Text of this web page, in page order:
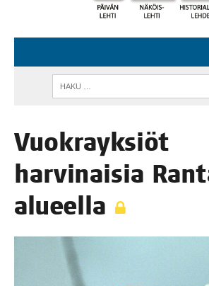
Vuo­krayk­siöt
har­vi­nai­sia
alueella